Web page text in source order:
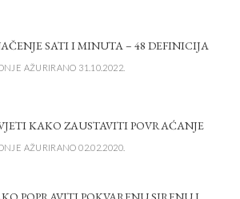
SATI I MINUTA – 48 DEFINICIJA
AŽURIRANO 31.10.2022.
KAKO ZAUSTAVITI POVRAĆANJE
AŽURIRANO 02.02.2020.